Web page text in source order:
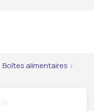
Boîtes alimentaires /